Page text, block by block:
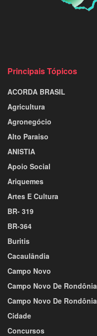
Principais Tópicos
ACORDA BRASIL
Agricultura
Agronegócio
Alto Paraiso
ANISTIA
Apoio Social
Ariquemes
Artes E Cultura
BR- 319
BR-364
Buritis
Cacaulândia
Campo Novo
Campo Novo De Rondônia
Campo Novo De Rondônia
Cidade
Concursos